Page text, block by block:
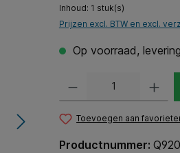
Inhoud: 1 stuk(s)
Prijzen excl. BTW en excl.
Op voorraad,
Toevoegen aan
Productnummer: